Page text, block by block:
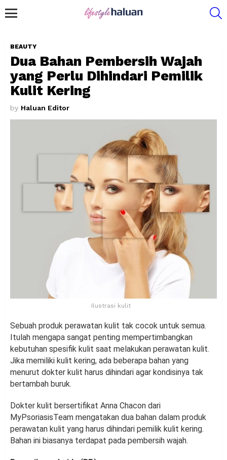
BEAUTY
Dua Bahan Pembersih Wajah
yang Perlu Dihindari Pemilik
Kulit Kering
by Haluan Editor
Ilustrasi kulit
Sebuah produk perawatan kulit tak cocok untuk semua.
Itulah mengapa sangat penting mempertimbangkan
kebutuhan spesifik kulit saat melakukan perawatan kulit.
Jika memiliki kulit kering, ada beberapa bahan yang
menurut dokter kulit harus dihindari agar kondisinya tak
bertambah buruk.
Dokter kulit bersertifikat Anna Chacon dari
MyPsoriasisTeam mengatakan dua bahan dalam produk
perawatan kulit yang harus dihindari pemilik kulit kering.
Bahan ini biasanya terdapat pada pembersih wajah.